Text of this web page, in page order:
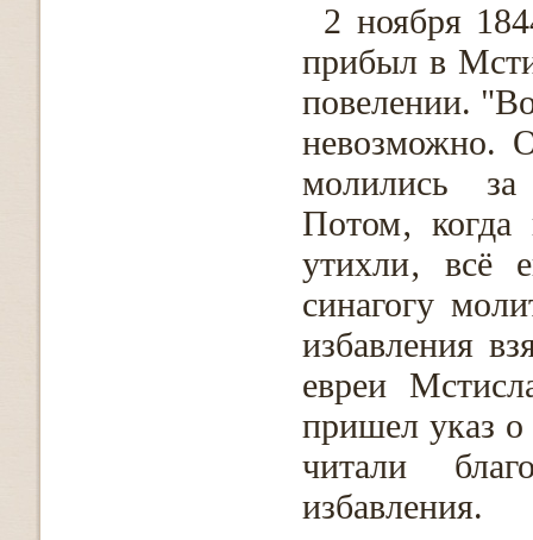
2 ноября
прибыл в
повелении.
невозможно.
молились за
Потом‚ когда
утихли‚ всё
синагогу
избавления
евреи
пришел указ о
читали
избавления.